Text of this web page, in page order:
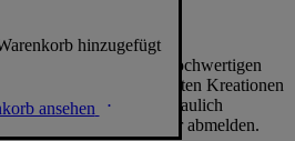
hinzugefügt
ansehen
Sie Zugang zu hochwertigen
& News über die neuesten Kreationen
selbstverständlich vertraulich
problemlos wieder abmelden.